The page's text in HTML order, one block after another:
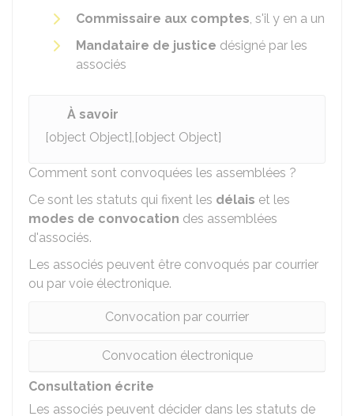
Commissaire aux comptes, s'il y en a un
Mandataire de justice désigné par les
associés
À savoir
[object Object],[object Object]
Comment sont convoquées les assemblées ?
Ce sont les statuts qui fixent les délais et les
modes de convocation des assemblées
d'associés.
Les associés peuvent être convoqués par courrier
ou par voie électronique.
Convocation par courrier
Convocation électronique
Consultation écrite
Les associés peuvent décider dans les statuts de